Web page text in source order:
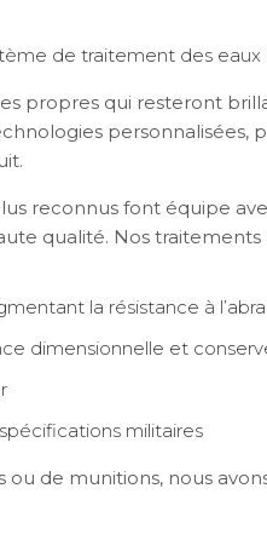
de traitement des eaux
propres qui resteront
personnalisées,
reconnus font équipe
qualité. Nos
la résistance à
dimensionnelle et
militaires
ou de munitions, nous